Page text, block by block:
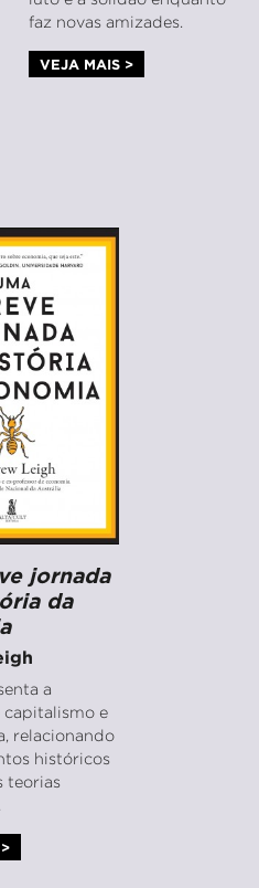
faz novas amizades.
VEJA MAIS >
jornada
da
a
capitalismo e
relacionando
históricos
teorias